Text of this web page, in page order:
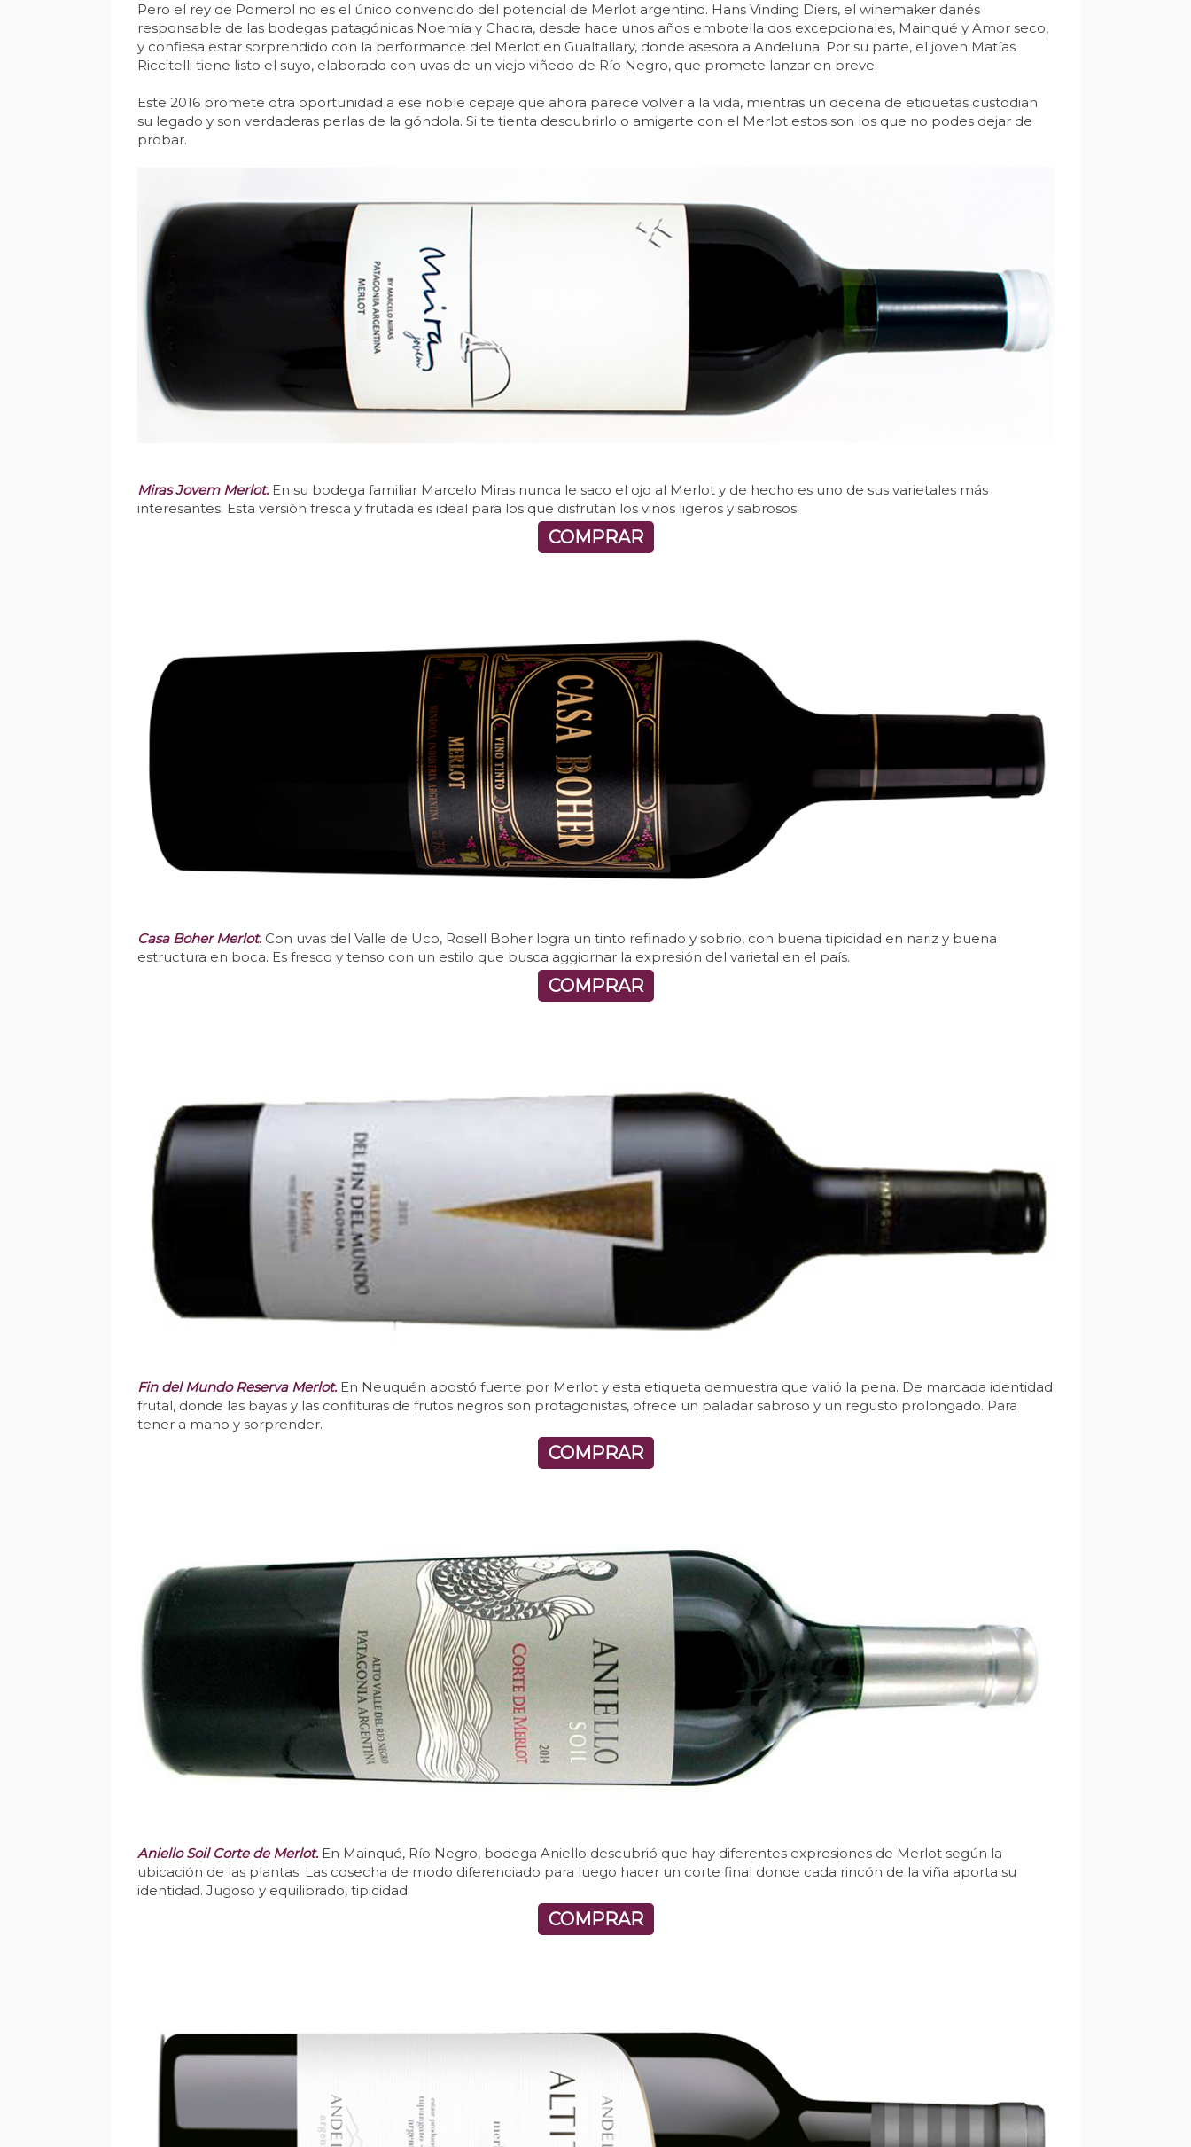
Pero el rey de Pomerol no es el único convencido del potencial de Merlot argentino. Hans Vinding Diers, el winemaker danés
responsable de las bodegas patagónicas Noemía y Chacra, desde hace unos años embotella dos excepcionales, Mainqué y Amor seco,
y confiesa estar sorprendido con la performance del Merlot en Gualtallary, donde asesora a Andeluna. Por su parte, el joven Matías
Riccitelli tiene listo el suyo, elaborado con uvas de un viejo viñedo de Río Negro, que promete lanzar en breve.
Este 2016 promete otra oportunidad a ese noble cepaje que ahora parece volver a la vida, mientras un decena de etiquetas custodian
su legado y son verdaderas perlas de la góndola. Si te tienta descubrirlo o amigarte con el Merlot estos son los que no podes dejar de
probar.
Miras Jovem Merlot. En su bodega familiar Marcelo Miras nunca le saco el ojo al Merlot y de hecho es uno de sus varietales más
interesantes. Esta versión fresca y frutada es ideal para los que disfrutan los vinos ligeros y sabrosos.
COMPRAR
Casa Boher Merlot. Con uvas del Valle de Uco, Rosell Boher logra un tinto refinado y sobrio, con buena tipicidad en nariz y buena
estructura en boca. Es fresco y tenso con un estilo que busca aggiornar la expresión del varietal en el país.
COMPRAR
Fin del Mundo Reserva Merlot. En Neuquén apostó fuerte por Merlot y esta etiqueta demuestra que valió la pena. De marcada identidad
frutal, donde las bayas y las confituras de frutos negros son protagonistas, ofrece un paladar sabroso y un regusto prolongado. Para
tener a mano y sorprender.
COMPRAR
Aniello Soil Corte de Merlot. En Mainqué, Río Negro, bodega Aniello descubrió que hay diferentes expresiones de Merlot según la
ubicación de las plantas. Las cosecha de modo diferenciado para luego hacer un corte final donde cada rincón de la viña aporta su
identidad. Jugoso y equilibrado, tipicidad.
COMPRAR